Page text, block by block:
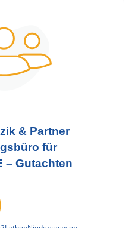
& Partner
für
– Gutachten